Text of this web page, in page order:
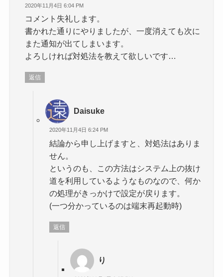
2020年11月4日 6:04 PM
コメント失礼します。
書かれた通りにやりましたが、一度消えても次に
また通知が出てしまいます。
よろしければ対処法を教えて欲しいです…
返信
Daisuke
2020年11月4日 6:24 PM
結論から申し上げますと、対処法はありま
せん。
というのも、この方法はシステム上の抜け
道を利用しているようなものなので、何か
の処理がきっかけで設定が戻ります。
(一つ分かっているのは端末再起動時)
返信
り